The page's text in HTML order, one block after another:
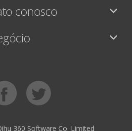
conosco
360 Software Co. Limited